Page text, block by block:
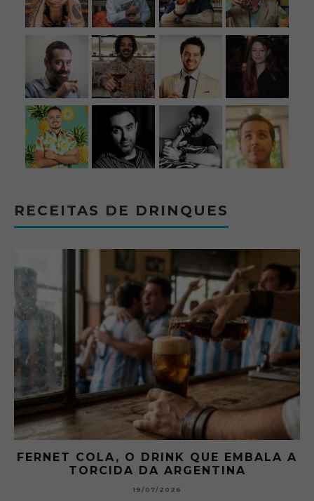
RECEITAS DE DRINQUES
FERNET COLA, O DRINK QUE EMBALA A
TORCIDA DA ARGENTINA
19/07/2026